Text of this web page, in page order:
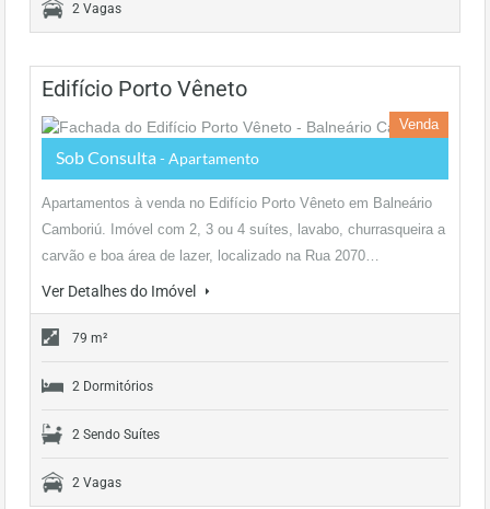
2 Vagas
Edifício Porto Vêneto
Venda
Sob Consulta - Apartamento
Apartamentos à venda no Edifício Porto Vêneto em Balneário
Camboriú. Imóvel com 2, 3 ou 4 suítes, lavabo, churrasqueira a
carvão e boa área de lazer, localizado na Rua 2070…
Ver Detalhes do Imóvel
79 m²
2 Dormitórios
2 Sendo Suítes
2 Vagas